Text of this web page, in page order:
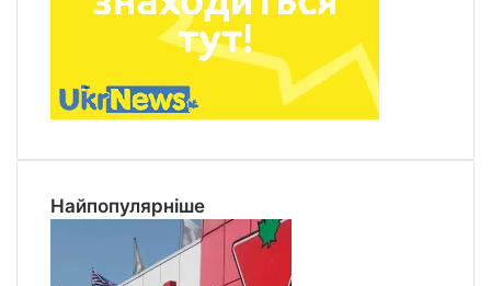
Найпопулярніше